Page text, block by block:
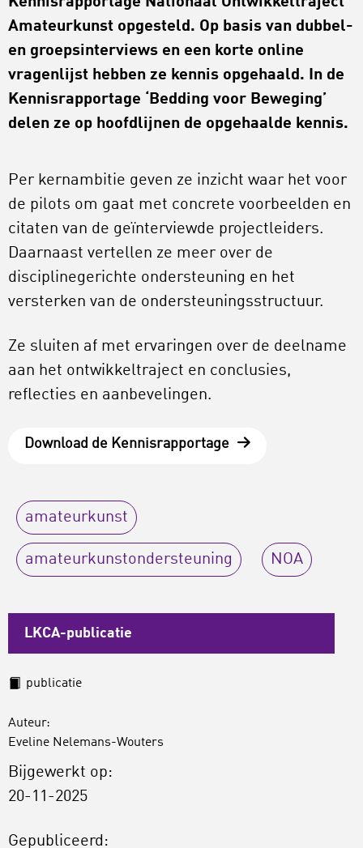
Amateurkunst opgesteld. Op basis van dubbel-
en groepsinterviews en een korte online
vragenlijst hebben ze kennis opgehaald. In de
Kennisrapportage ‘Bedding voor Beweging’
delen ze op hoofdlijnen de opgehaalde kennis.
Per kernambitie geven ze inzicht waar het voor
de pilots om gaat met concrete voorbeelden en
citaten van de geïnterviewde projectleiders.
Daarnaast vertellen ze meer over de
disciplinegerichte ondersteuning en het
versterken van de ondersteuningsstructuur.
Ze sluiten af met ervaringen over de deelname
aan het ontwikkeltraject en conclusies,
reflecties en aanbevelingen.
Download de Kennisrapportage
amateurkunst
amateurkunstondersteuning NOA
LKCA-publicatie
publicatie
Auteur:
Eveline Nelemans-Wouters
Bijgewerkt op:
20-11-2025
Gepubliceerd: